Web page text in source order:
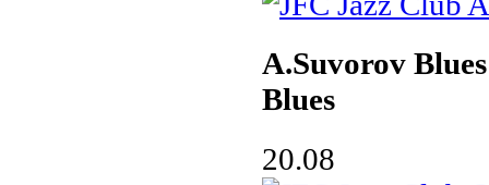
A.Suvorov
Blues
20.08